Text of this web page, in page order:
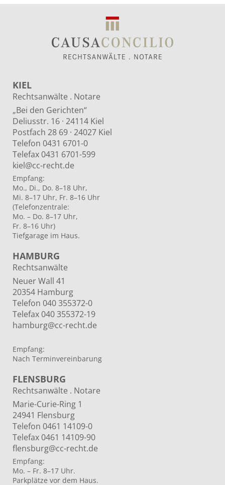
KIEL
Rechtsanwälte . Notare
„Bei den Gerichten“
Deliusstr. 16 · 24114 Kiel
Postfach 28 69 · 24027 Kiel
Telefon 0431 6701-0
Telefax 0431 6701-599
kiel@cc-recht.de
Empfang:
Mo., Di., Do. 8–18 Uhr,
Mi. 8–17 Uhr, Fr. 8–16 Uhr
(Telefonzentrale:
Mo. – Do. 8–17 Uhr,
Fr. 8–16 Uhr)
Tiefgarage im Haus.
HAMBURG
Rechtsanwälte
Neuer Wall 41
20354 Hamburg
Telefon 040 355372-0
Telefax 040 355372-19
hamburg@cc-recht.de
Empfang:
Nach Terminvereinbarung
FLENSBURG
Rechtsanwälte . Notare
Marie-Curie-Ring 1
24941 Flensburg
Telefon 0461 14109-0
Telefax 0461 14109-90
flensburg@cc-recht.de
Empfang:
Mo. – Fr. 8–17 Uhr.
Parkplätze vor dem Haus.